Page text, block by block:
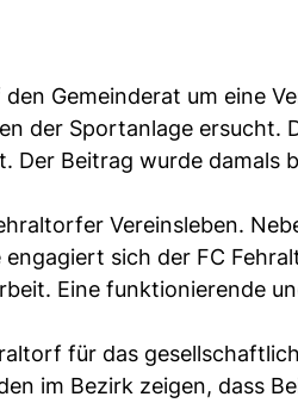
Gemeinderat um eine
der Sportanlage ersucht.
Der Beitrag wurde damals
Vereinsleben.
sich der FC
Eine funktionierende
für das
im Bezirk zeigen, dass